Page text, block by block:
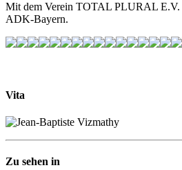
Mit dem Verein TOTAL PLURAL E.V.
ADK-Bayern.
Vita
Zu sehen in